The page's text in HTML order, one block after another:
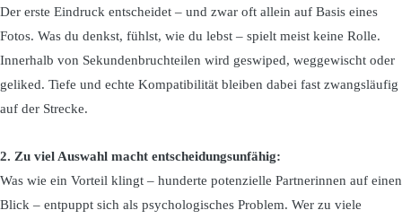
Der erste Eindruck entscheidet – und zwar oft allein auf Basis eines
Fotos. Was du denkst, fühlst, wie du lebst – spielt meist keine Rolle.
Innerhalb von Sekundenbruchteilen wird geswiped, weggewischt oder
geliked. Tiefe und echte Kompatibilität bleiben dabei fast zwangsläufig
auf der Strecke.
2. Zu viel Auswahl macht entscheidungsunfähig:
Was wie ein Vorteil klingt – hunderte potenzielle Partnerinnen auf einen
Blick – entpuppt sich als psychologisches Problem. Wer zu viele